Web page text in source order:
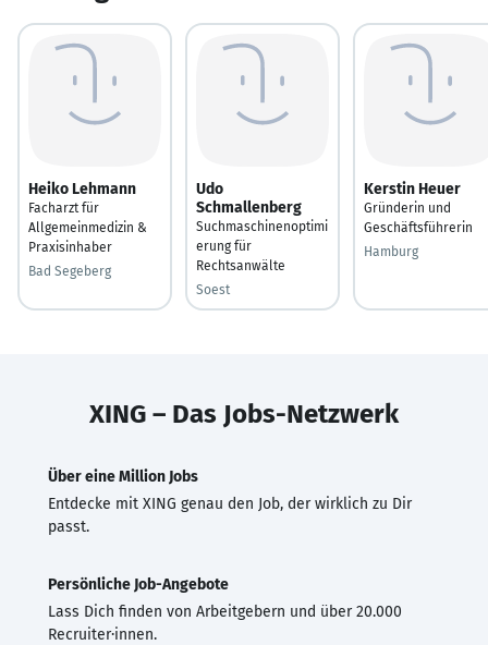
Heiko Lehmann
Facharzt für
Allgemeinmedizin &
Praxisinhaber
Bad Segeberg
Udo
Schmallenberg
Suchmaschinenoptimi
erung für
Rechtsanwälte
Soest
Kerstin Heuer
Gründerin und
Geschäftsführerin
Hamburg
XING – Das Jobs-Netzwerk
Über eine Million Jobs
Entdecke mit XING genau den Job, der wirklich zu Dir
passt.
Persönliche Job-Angebote
Lass Dich finden von Arbeitgebern und über 20.000
Recruiter·innen.